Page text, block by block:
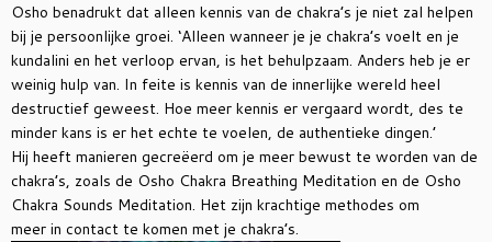
Osho benadrukt dat alleen kennis van de chakra’s je niet zal helpen
bij je persoonlijke groei. ‘Alleen wanneer je je chakra’s voelt en je
kundalini en het verloop ervan, is het behulpzaam. Anders heb je er
weinig hulp van. In feite is kennis van de innerlijke wereld heel
destructief geweest. Hoe meer kennis er vergaard wordt, des te
minder kans is er het echte te voelen, de authentieke dingen.’
Hij heeft manieren gecreëerd om je meer bewust te worden van de
chakra’s, zoals de Osho Chakra Breathing Meditation en de Osho
Chakra Sounds Meditation. Het zijn krachtige methodes om
meer in contact te komen met je chakra’s.